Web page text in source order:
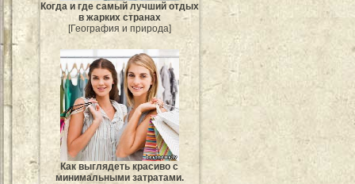
Когда и где самый лучший отдых
в жарких странах
[География и природа]
Как выглядеть красиво с
минимальными затратами.